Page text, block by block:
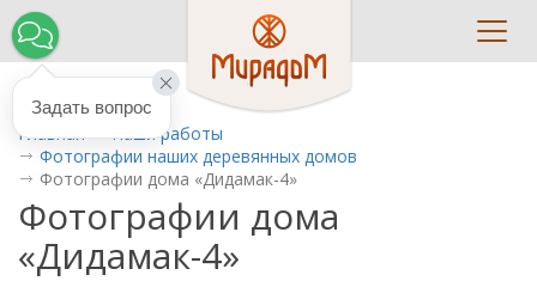
Главная
Наши работы
Фотографии наших деревянных домов
Фотографии дома «Дидамак-4»
Фотографии дома
«Дидамак-4»
Задать вопрос